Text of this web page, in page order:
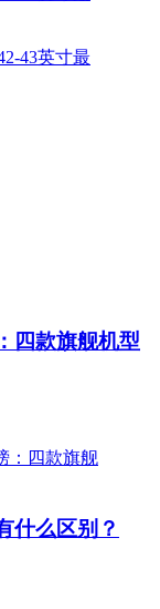
四款旗舰机型
什么区别？